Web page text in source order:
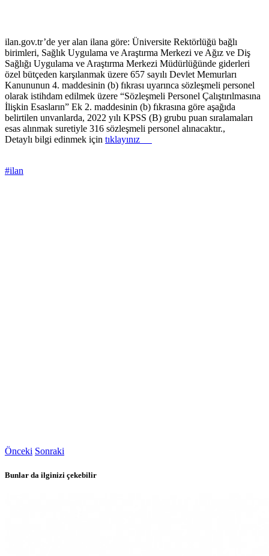
ilan.gov.tr’de yer alan ilana göre: Üniversite Rektörlüğü bağlı
birimleri, Sağlık Uygulama ve Araştırma Merkezi ve Ağız ve Diş
Sağlığı Uygulama ve Araştırma Merkezi Müdürlüğünde giderleri
özel bütçeden karşılanmak üzere 657 sayılı Devlet Memurları
Kanununun 4. maddesinin (b) fıkrası uyarınca sözleşmeli personel
olarak istihdam edilmek üzere “Sözleşmeli Personel Çalıştırılmasına
İlişkin Esasların” Ek 2. maddesinin (b) fıkrasına göre aşağıda
belirtilen unvanlarda, 2022 yılı KPSS (B) grubu puan sıralamaları
esas alınmak suretiyle 316 sözleşmeli personel alınacaktır.,
Detaylı bilgi edinmek için tıklayınız
#ilan
Önceki Sonraki
Bunlar da ilginizi çekebilir